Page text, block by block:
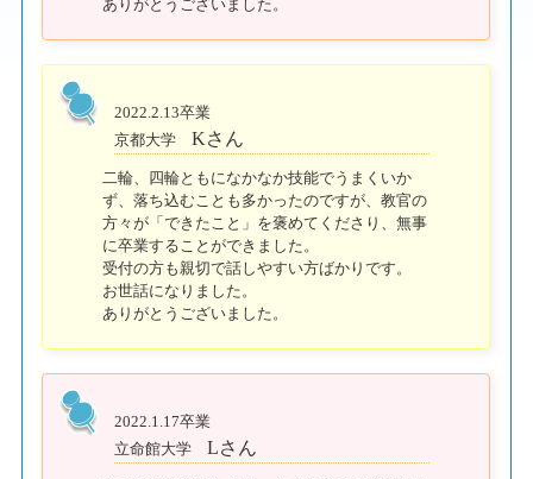
ありがとうございました。
2022.2.13卒業
京都大学
Kさん
二輪、四輪ともになかなか技能でうまくいか
ず、落ち込むことも多かったのですが、教官の
方々が「できたこと」を褒めてくださり、無事
に卒業することができました。
受付の方も親切で話しやすい方ばかりです。
お世話になりました。
ありがとうございました。
2022.1.17卒業
立命館大学
Lさん